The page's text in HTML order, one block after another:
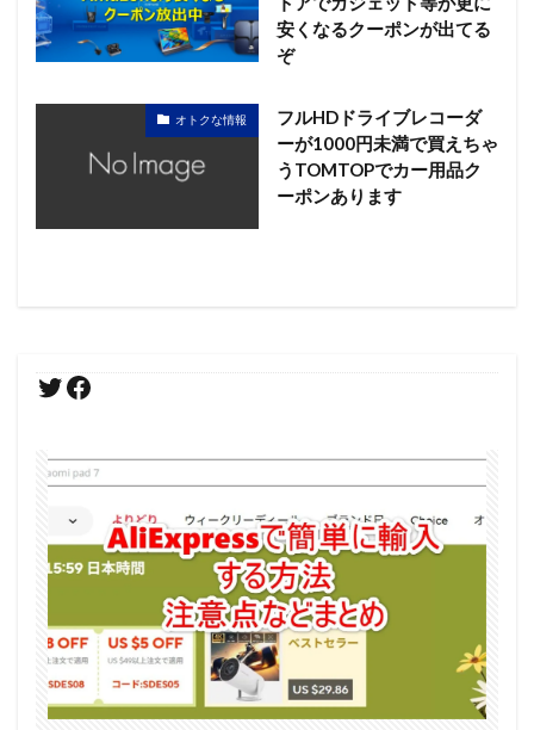
安くなるクーポンが出てる
ぞ
オトクな情報
フルHDドライブレコーダ
ーが1000円未満で買えちゃ
うTOMTOPでカー用品ク
ーポンあります